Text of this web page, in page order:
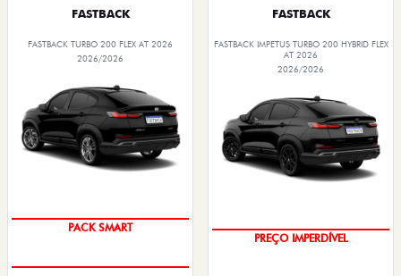
FASTBACK
FASTBACK TURBO 200 FLEX AT 2026
2026/2026
PACK SMART
FASTBACK
FASTBACK IMPETUS TURBO 200 HYBRID FLEX
AT 2026
2026/2026
PREÇO IMPERDÍVEL